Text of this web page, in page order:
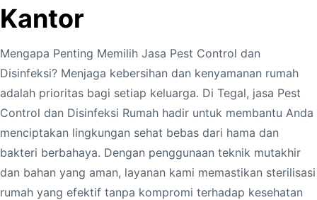
Kantor
Mengapa Penting Memilih Jasa Pest Control dan
Disinfeksi? Menjaga kebersihan dan kenyamanan rumah
adalah prioritas bagi setiap keluarga. Di Tegal, jasa Pest
Control dan Disinfeksi Rumah hadir untuk membantu Anda
menciptakan lingkungan sehat bebas dari hama dan
bakteri berbahaya. Dengan penggunaan teknik mutakhir
dan bahan yang aman, layanan kami memastikan sterilisasi
rumah yang efektif tanpa kompromi terhadap kesehatan